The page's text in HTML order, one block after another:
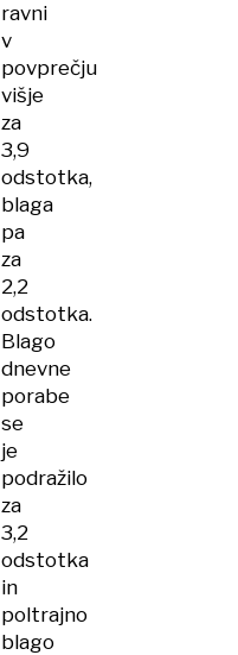
ravni
v
povprečju
višje
za
3,9
odstotka,
blaga
pa
za
2,2
odstotka.
Blago
dnevne
porabe
se
je
podražilo
za
3,2
odstotka
in
poltrajno
blago